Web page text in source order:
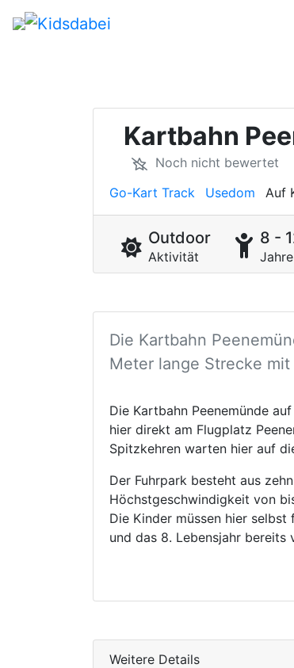
Kartbahn
Noch nicht bewertet
Go-Kart Track
Usedom Auf
Outdoor
Aktivität
8 -
Jahre
Die Kartbahn
Meter lange Strecke
Die Kartbahn Peenemünde
hier direkt am Flugplatz
Spitzkehren warten hier auf
Der Fuhrpark besteht aus
Höchstgeschwindigkeit von
Die Kinder müssen hier selbst
und das 8. Lebensjahr bereits
Weitere Details